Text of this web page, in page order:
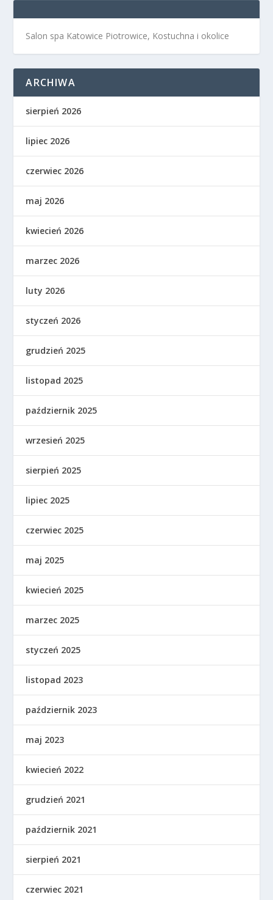
Salon spa Katowice Piotrowice, Kostuchna i okolice
ARCHIWA
sierpień 2026
lipiec 2026
czerwiec 2026
maj 2026
kwiecień 2026
marzec 2026
luty 2026
styczeń 2026
grudzień 2025
listopad 2025
październik 2025
wrzesień 2025
sierpień 2025
lipiec 2025
czerwiec 2025
maj 2025
kwiecień 2025
marzec 2025
styczeń 2025
listopad 2023
październik 2023
maj 2023
kwiecień 2022
grudzień 2021
październik 2021
sierpień 2021
czerwiec 2021